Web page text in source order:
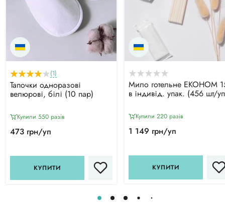
(1)
Тапочки одноразові
велюрові, білі (10 пар)
Купили 550 разiв
473 грн/уп
КУПИТИ
Мило готельне ЕКОНОМ
в індивід. упак. (456 шт/
Купили 220 разiв
1 149 грн/уп
КУПИТИ